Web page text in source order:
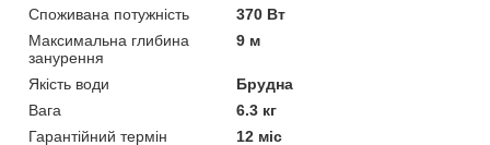
Споживана потужність
370 Вт
Максимальна глибина
занурення
9 м
Якість води
Брудна
Вага
6.3 кг
Гарантійний термін
12 міс